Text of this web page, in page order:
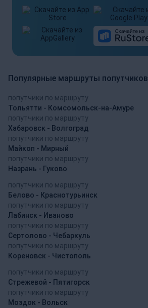
Популярные маршруты попутчиков
попутчики по маршруту
Тольятти - Комсомольск-на-Амуре
попутчики по маршруту
Хабаровск - Волгоград
попутчики по маршруту
Майкоп - Мирный
попутчики по маршруту
Назрань - Гуково
попутчики по маршруту
Белово - Краснотурьинск
попутчики по маршруту
Лабинск - Иваново
попутчики по маршруту
Сертолово - Чебаркуль
попутчики по маршруту
Кореновск - Чистополь
попутчики по маршруту
Стрежевой - Пятигорск
попутчики по маршруту
Моздок - Вольск